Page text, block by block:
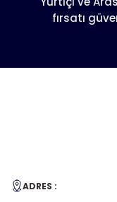
Ürün fiyatı diğer
fırsatı
ADRES :